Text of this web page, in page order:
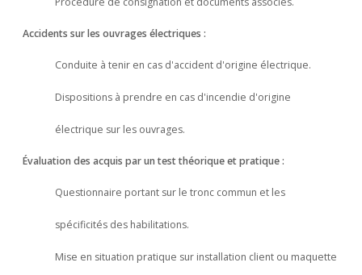
Accidents sur les ouvrages électriques :
Conduite à tenir en cas d'accident d'origine électrique.
Dispositions à prendre en cas d'incendie d'origine
électrique sur les ouvrages.
Évaluation des acquis par un test théorique et pratique :
Questionnaire portant sur le tronc commun et les
spécificités des habilitations.
Mise en situation pratique sur installation client ou maquette